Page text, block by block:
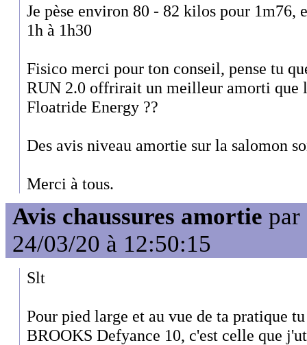
Je pèse environ 80 - 82 kilos pour 1m76,
1h à 1h30
Fisico merci pour ton conseil, pense tu
RUN 2.0 offrirait un meilleur amorti que
Floatride Energy ??
Des avis niveau amortie sur la salomon
Merci à tous.
Avis chaussures amortie par
24/03/20 à 12:50:15
Slt
Pour pied large et au vue de ta pratique
BROOKS Defyance 10, c'est celle que